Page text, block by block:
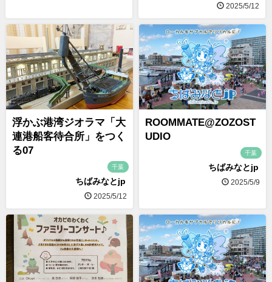
2025/5/12
浮かぶ港湾ジオラマ「大
連港船客待合所」をつく
る07
千葉
ちばみなとjp
2025/5/12
ROOMMATE@ZOZOST
UDIO
千葉
ちばみなとjp
2025/5/9